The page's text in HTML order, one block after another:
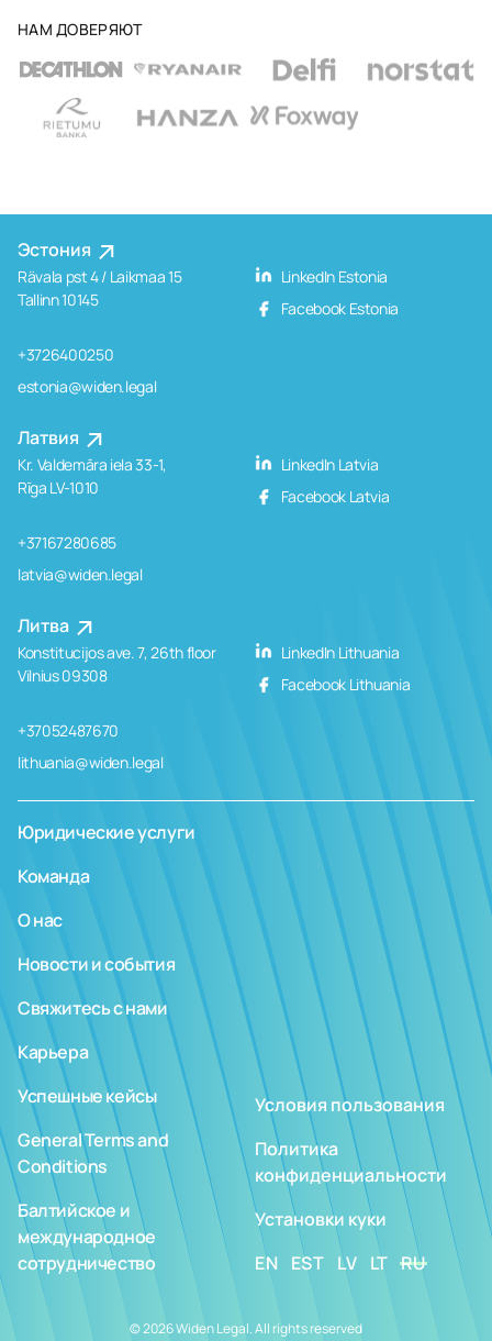
НАМ ДОВЕРЯЮТ
Эстония
Rävala pst 4 / Laikmaa 15
Tallinn 10145
+3726400250
estonia@widen.legal
LinkedIn Estonia
Facebook Estonia
Латвия
Kr. Valdemāra iela 33-1,
Rīga LV-1010
+37167280685
latvia@widen.legal
LinkedIn Latvia
Facebook Latvia
Литва
Konstitucijos ave. 7, 26th floor
Vilnius 09308
+37052487670
lithuania@widen.legal
LinkedIn Lithuania
Facebook Lithuania
Юридические услуги
Команда
О нас
Новости и события
Свяжитесь с нами
Карьера
Успешные кейсы
General Terms and
Conditions
Балтийское и
международное
сотрудничество
Условия пользования
Политика
конфиденциальности
Установки куки
EN EST LV LT RU
© 2026 Widen Legal. All rights reserved